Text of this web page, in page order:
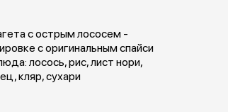
с острым лососем -
с оригинальным спайси
лосось, рис, лист нори,
кляр, сухари